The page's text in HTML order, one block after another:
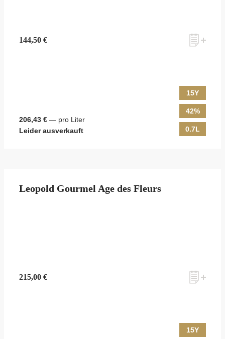
144,50 €
206,43 € — pro Liter
Leider ausverkauft
15Y
42%
0.7L
Leopold Gourmel Age des Fleurs
215,00 €
15Y